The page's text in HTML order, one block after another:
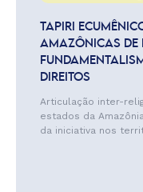
TAPIRI
AMAZÔNICAS DE
DIREITOS
Articulação inter-
estados da
da iniciativa nos